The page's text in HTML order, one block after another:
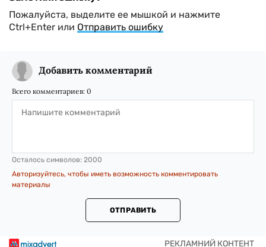
Пожалуйста, выделите ее мышкой и нажмите
Ctrl+Enter или Отправить ошибку
Добавить комментарий
Всего комментариев: 0
Осталось символов: 2000
Авторизуйтесь, чтобы иметь возможность комментировать
материалы
ОТПРАВИТЬ